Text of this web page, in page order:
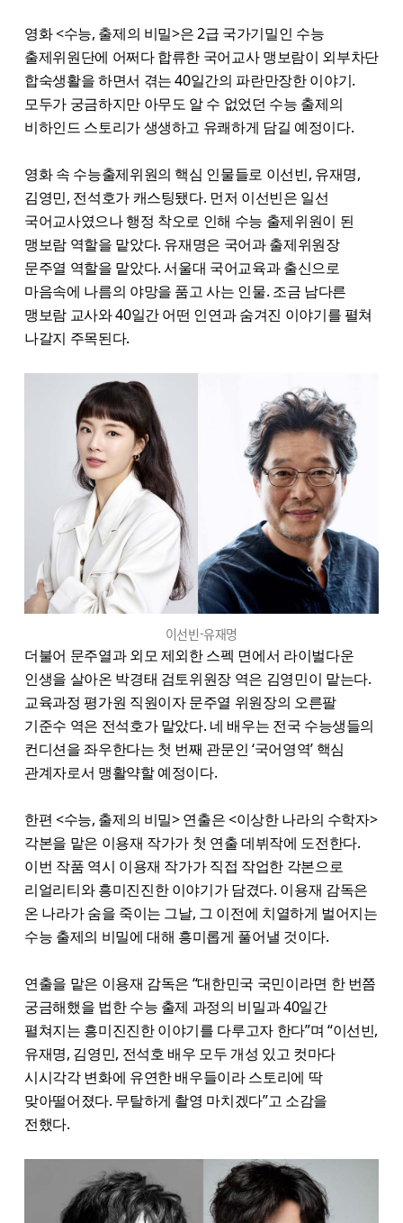
영화 <수능, 출제의 비밀>은 2급 국가기밀인 수능
출제위원단에 어쩌다 합류한 국어교사 맹보람이 외부차단
합숙생활을 하면서 겪는 40일간의 파란만장한 이야기.
모두가 궁금하지만 아무도 알 수 없었던 수능 출제의
비하인드 스토리가 생생하고 유쾌하게 담길 예정이다.
영화 속 수능출제위원의 핵심 인물들로 이선빈, 유재명,
김영민, 전석호가 캐스팅됐다. 먼저 이선빈은 일선
국어교사였으나 행정 착오로 인해 수능 출제위원이 된
맹보람 역할을 맡았다. 유재명은 국어과 출제위원장
문주열 역할을 맡았다. 서울대 국어교육과 출신으로
마음속에 나름의 야망을 품고 사는 인물. 조금 남다른
맹보람 교사와 40일간 어떤 인연과 숨겨진 이야기를 펼쳐
나갈지 주목된다.
이선빈-유재명
더불어 문주열과 외모 제외한 스펙 면에서 라이벌다운
인생을 살아온 박경태 검토위원장 역은 김영민이 맡는다.
교육과정 평가원 직원이자 문주열 위원장의 오른팔
기준수 역은 전석호가 맡았다. 네 배우는 전국 수능생들의
컨디션을 좌우한다는 첫 번째 관문인 ‘국어영역’ 핵심
관계자로서 맹활약할 예정이다.
한편 <수능, 출제의 비밀> 연출은 <이상한 나라의 수학자>
각본을 맡은 이용재 작가가 첫 연출 데뷔작에 도전한다.
이번 작품 역시 이용재 작가가 직접 작업한 각본으로
리얼리티와 흥미진진한 이야기가 담겼다. 이용재 감독은
온 나라가 숨을 죽이는 그날, 그 이전에 치열하게 벌어지는
수능 출제의 비밀에 대해 흥미롭게 풀어낼 것이다.
연출을 맡은 이용재 감독은 “대한민국 국민이라면 한 번쯤
궁금해했을 법한 수능 출제 과정의 비밀과 40일간
펼쳐지는 흥미진진한 이야기를 다루고자 한다”며 “이선빈,
유재명, 김영민, 전석호 배우 모두 개성 있고 컷마다
시시각각 변화에 유연한 배우들이라 스토리에 딱
맞아떨어졌다. 무탈하게 촬영 마치겠다”고 소감을
전했다.